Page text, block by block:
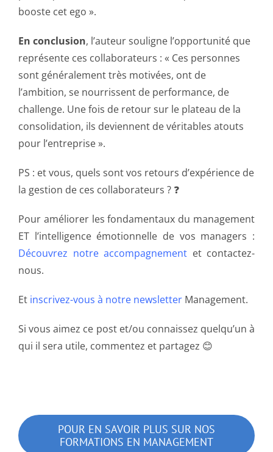
booste cet ego ».
En conclusion, l’auteur souligne l’opportunité que
représente ces collaborateurs : « Ces personnes
sont généralement très motivées, ont de
l’ambition, se nourrissent de performance, de
challenge. Une fois de retour sur le plateau de la
consolidation, ils deviennent de véritables atouts
pour l’entreprise ».
PS : et vous, quels sont vos retours d’expérience de
la gestion de ces collaborateurs ? ❓
Pour améliorer les fondamentaux du management
ET l’intelligence émotionnelle de vos managers :
Découvrez notre accompagnement et contactez-
nous.
Et inscrivez-vous à notre newsletter Management.
Si vous aimez ce post et/ou connaissez quelqu’un à
qui il sera utile, commentez et partagez 😊
POUR EN SAVOIR PLUS SUR NOS
FORMATIONS EN MANAGEMENT